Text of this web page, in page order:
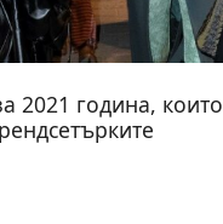
2021 година, които